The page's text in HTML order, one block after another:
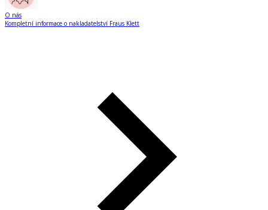
O nás
Kompletní informace o nakladatelství Fraus Klett